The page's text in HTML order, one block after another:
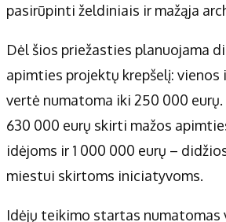
pasirūpinti želdiniais ir mažąja
Dėl šios priežasties planuojama
apimties projektų krepšelį: vienos
vertė numatoma iki 250 000 eurų.
630 000 eurų skirti mažos
idėjoms ir 1 000 000 eurų –
miestui skirtoms iniciatyvoms.
Idėjų teikimo startas numatomas